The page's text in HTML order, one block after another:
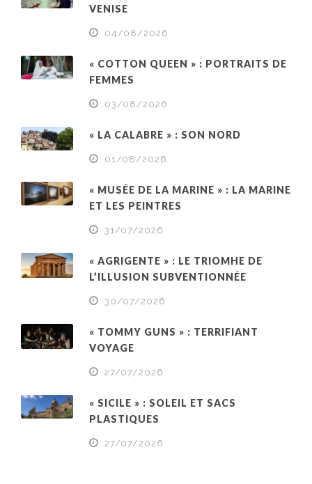
VENISE
04/08/2026
« COTTON QUEEN » : PORTRAITS DE
FEMMES
03/08/2026
« LA CALABRE » : SON NORD
01/08/2026
« MUSÉE DE LA MARINE » : LA MARINE
ET LES PEINTRES
31/07/2026
« AGRIGENTE » : LE TRIOMHE DE
L’ILLUSION SUBVENTIONNÉE
30/07/2026
« TOMMY GUNS » : TERRIFIANT
VOYAGE
27/07/2026
« SICILE » : SOLEIL ET SACS
PLASTIQUES
27/07/2026